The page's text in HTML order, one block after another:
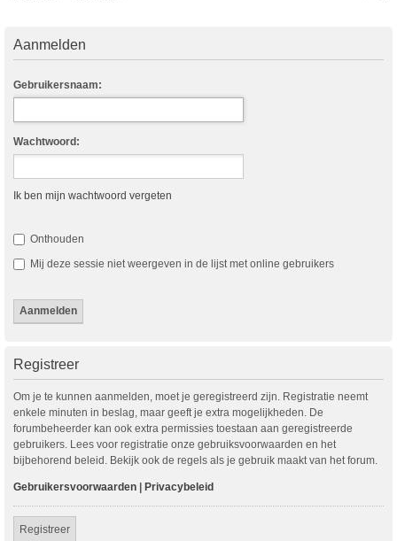
Aanmelden
Gebruikersnaam:
Wachtwoord:
Ik ben mijn wachtwoord vergeten
Onthouden
Mij deze sessie niet weergeven in de lijst met online gebruikers
Registreer
Om je te kunnen aanmelden, moet je geregistreerd zijn. Registratie neemt
enkele minuten in beslag, maar geeft je extra mogelijkheden. De
forumbeheerder kan ook extra permissies toestaan aan geregistreerde
gebruikers. Lees voor registratie onze gebruiksvoorwaarden en het
bijbehorend beleid. Bekijk ook de regels als je gebruik maakt van het forum.
Gebruikersvoorwaarden | Privacybeleid
Registreer